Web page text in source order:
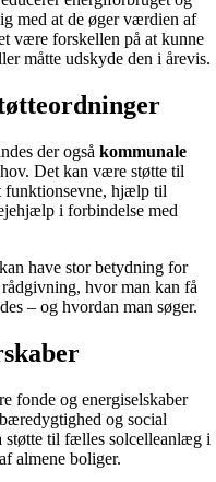
med at de øger værdien af
være forskellen på at kunne
måtte udskyde den i årevis.
der også kommunale
Det kan være støtte til
funktionsevne, hjælp til
i forbindelse med
have stor betydning for
hvor man kan få
– og hvordan man søger.
fonde og energiselskaber
og social
til fælles solcelleanlæg i
almene boliger.